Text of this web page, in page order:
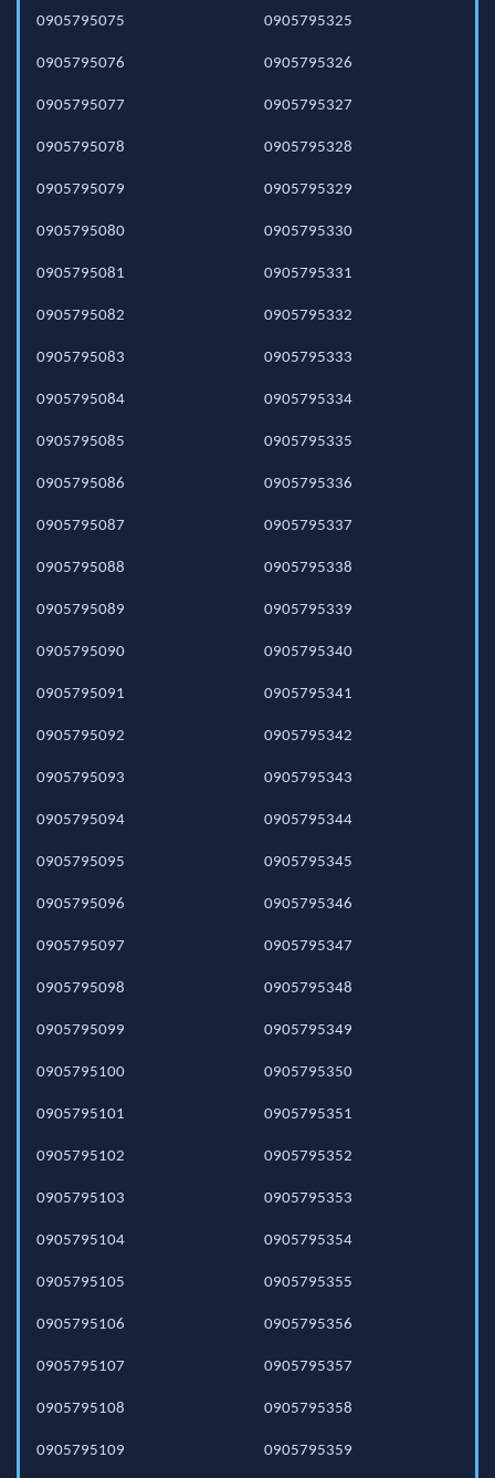
0905795075
0905795076
0905795077
0905795078
0905795079
0905795080
0905795081
0905795082
0905795083
0905795084
0905795085
0905795086
0905795087
0905795088
0905795089
0905795090
0905795091
0905795092
0905795093
0905795094
0905795095
0905795096
0905795097
0905795098
0905795099
0905795100
0905795101
0905795102
0905795103
0905795104
0905795105
0905795106
0905795107
0905795108
0905795109
0905795325
0905795326
0905795327
0905795328
0905795329
0905795330
0905795331
0905795332
0905795333
0905795334
0905795335
0905795336
0905795337
0905795338
0905795339
0905795340
0905795341
0905795342
0905795343
0905795344
0905795345
0905795346
0905795347
0905795348
0905795349
0905795350
0905795351
0905795352
0905795353
0905795354
0905795355
0905795356
0905795357
0905795358
0905795359